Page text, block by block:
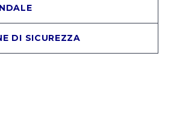
DI SICUREZZA